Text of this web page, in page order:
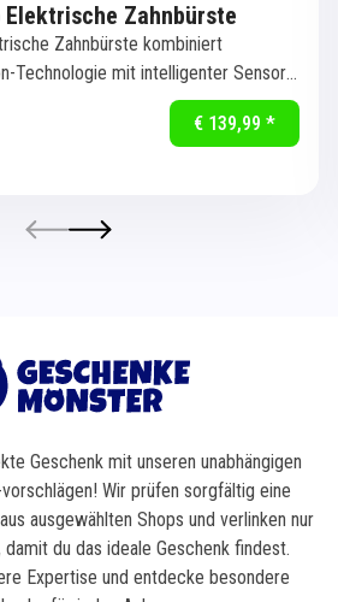
Elektrische Zahnbürste
Zahnbürste kombiniert
Technologie mit intelligenter Sensorik
€ 139,99 *
Geschenk mit unseren unabhängigen
Wir prüfen sorgfältig eine
ausgewählten Shops und verlinken nur
du das ideale Geschenk findest.
Expertise und entdecke besondere